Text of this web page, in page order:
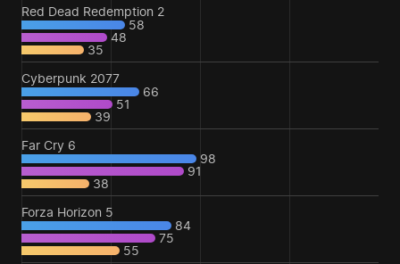
Red Dead Redemption 2
58
48
35
Cyberpunk 2077
66
51
39
Far Cry 6
98
91
38
Forza Horizon 5
84
75
55